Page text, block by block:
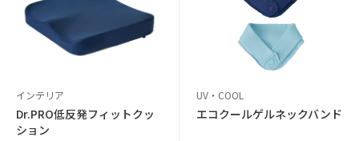
インテリア
Dr.PRO低反発フィットクッ
ション
UV・COOL
エコクールゲルネックバンド